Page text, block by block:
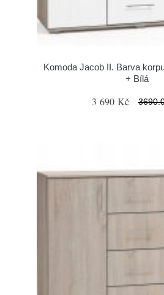
Komoda Jacob II. Barva
+ Bílá
3 690 Kč